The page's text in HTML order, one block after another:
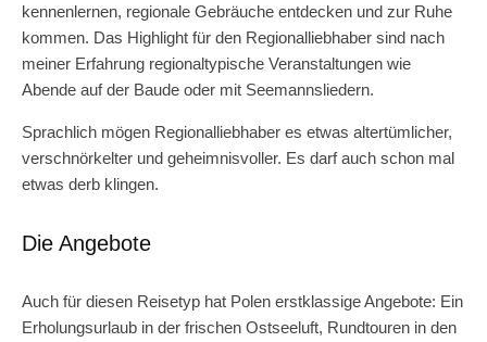
kennenlernen, regionale Gebräuche entdecken und zur Ruhe
kommen. Das Highlight für den Regionalliebhaber sind nach
meiner Erfahrung regionaltypische Veranstaltungen wie
Abende auf der Baude oder mit Seemannsliedern.
Sprachlich mögen Regionalliebhaber es etwas altertümlicher,
verschnörkelter und geheimnisvoller. Es darf auch schon mal
etwas derb klingen.
Die Angebote
Auch für diesen Reisetyp hat Polen erstklassige Angebote: Ein
Erholungsurlaub in der frischen Ostseeluft, Rundtouren in den